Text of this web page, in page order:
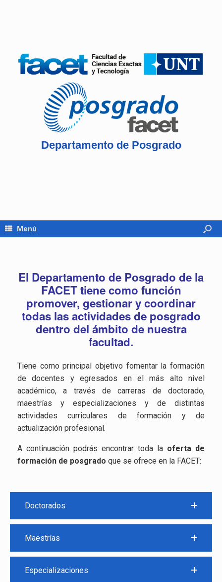
Departamento de Posgrado
Menú
El Departamento de Posgrado de la
FACET tiene como función
promover, gestionar y coordinar
todas las actividades de posgrado
dentro del ámbito de nuestra
facultad.
Tiene como principal objetivo fomentar la formación
de docentes y egresados en el más alto nivel
académico, a través de carreras de doctorado,
maestrías y especializaciones y de distintas
actividades curriculares de formación y de
actualización profesional.
A continuación podrás encontrar toda la oferta de
formación de posgrado que se ofrece en la FACET:
Doctorados
Maestrías
Especializaciones